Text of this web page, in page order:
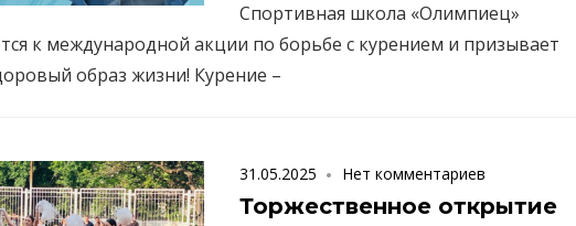
Спортивная школа «Олимпиец»
к международной акции по борьбе с курением и призывает
образ жизни! Курение –
31.05.2025 Нет комментариев
Торжественное открытие